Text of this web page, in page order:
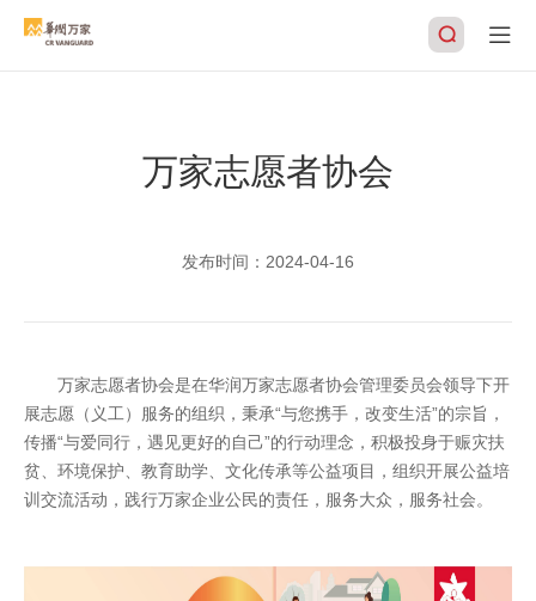
万家志愿者协会
发布时间： 2024-04-16
万家志愿者协会是在华润万家志愿者协会管理委员会领导下开
展志愿（义工）服务的组织，秉承“与您携手，改变生活”的宗旨，
传播“与爱同行，遇见更好的自己”的行动理念，积极投身于赈灾扶
贫、环境保护、教育助学、文化传承等公益项目，组织开展公益培
训交流活动，践行万家企业公民的责任，服务大众，服务社会。